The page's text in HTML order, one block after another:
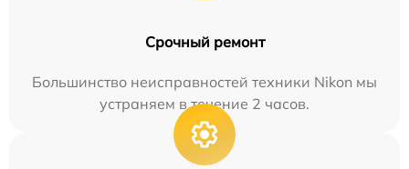
Срочный ремонт
Большинство неисправностей техники Nikon мы
устраняем в течение 2 часов.